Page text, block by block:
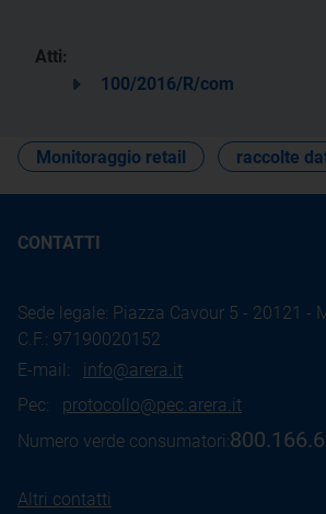
Atti:
100/2016/R/com
Monitoraggio retail raccolte
CONTATTI
Sede legale: Piazza Cavour 5 - 20121 -
C.F.: 97190020152
E-mail: info@arera.it
Pec: protocollo@pec.arera.it
Numero verde consumatori:
Altri contatti